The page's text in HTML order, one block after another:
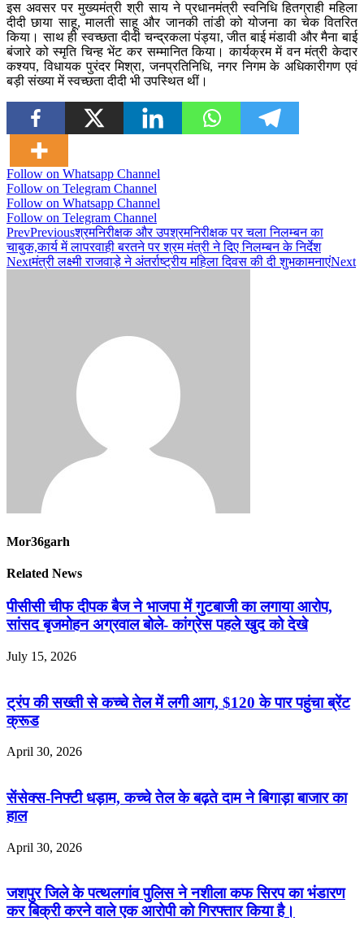
इस अवसर पर मुख्यमंत्री श्री साय ने प्रधानमंत्री स्वनिधि हितग्राही महिला
दीदी छाया साहू, मालती साहू और जानकी तांडी को योजना का चेक वितरित
किया। साथ ही स्वच्छता दीदी चन्द्रकला पंड्या, जीत बाई मंडावी और मैना बाई
बंजारे को स्मृति चिन्ह भेंट कर सम्मानित किया। कार्यक्रम में वन मंत्री केदार
कश्यप, विधायक पुरंदर मिश्रा, जनप्रतिनिधि, नगर निगम के अधिकारीगण एवं
बड़ी संख्या में स्वच्छता दीदी भी उपस्थित थीं।
Follow on Whatsapp Channel
Follow on Telegram Channel
Follow on Whatsapp Channel
Follow on Telegram Channel
PrevPreviousश्रमनिरीक्षक और उपश्रमनिरीक्षक पर चला निलम्बन का
चाबुक,कार्य में लापरवाही बरतने पर श्रम मंत्री ने दिए निलम्बन के निर्देश
Nextमंत्री लक्ष्मी राजवाड़े ने अंतर्राष्ट्रीय महिला दिवस की दी शुभकामनाएंNext
Mor36garh
Related News
पीसीसी चीफ दीपक बैज ने भाजपा में गुटबाजी का लगाया आरोप,
सांसद बृजमोहन अग्रवाल बोले- कांग्रेस पहले खुद को देखे
July 15, 2026
ट्रंप की सख्ती से कच्चे तेल में लगी आग, $120 के पार पहुंचा ब्रेंट
क्रूड
April 30, 2026
सेंसेक्स-निफ्टी धड़ाम, कच्चे तेल के बढ़ते दाम ने बिगाड़ा बाजार का
हाल
April 30, 2026
जशपुर जिले के पत्थलगांव पुलिस ने नशीला कफ सिरप का भंडारण
कर बिक्री करने वाले एक आरोपी को गिरफ्तार किया है।